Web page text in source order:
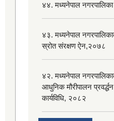
४४. मध्यनेपाल
४३. मध्यनेपाल
स्रोत संरक्षण ऐन,२०७८
४२. मध्यनेपाल
आधुनिक मौरीपालन प्रवर्द्धन
कार्यविधि, २०८२